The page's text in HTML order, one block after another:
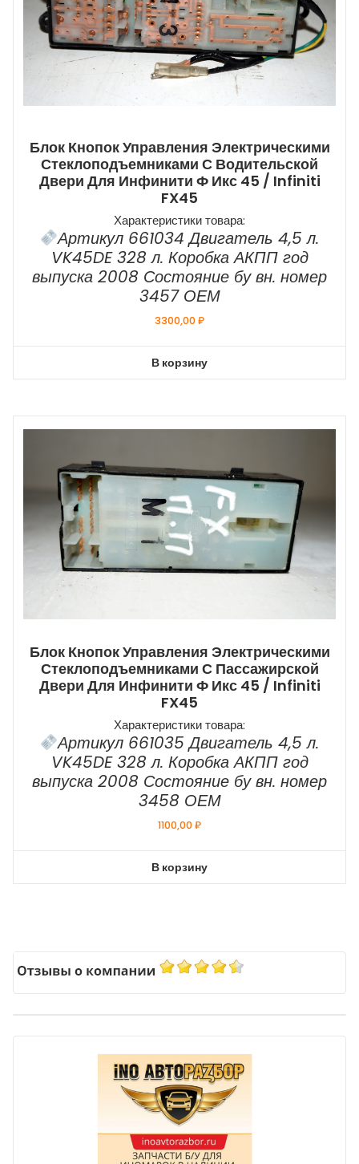
Блок Кнопок Управления Электрическими
Стеклоподъемниками С Водительской
Двери Для Инфинити Ф Икс 45 / Infiniti
FX45
Характеристики товара:
Артикул 661034 Двигатель 4,5 л.
VK45DE 328 л. Коробка АКПП год
выпуска 2008 Состояние бу вн. номер
3457 ОЕМ
3300,00₽
В корзину
Блок Кнопок Управления Электрическими
Стеклоподъемниками С Пассажирской
Двери Для Инфинити Ф Икс 45 / Infiniti
FX45
Характеристики товара:
Артикул 661035 Двигатель 4,5 л.
VK45DE 328 л. Коробка АКПП год
выпуска 2008 Состояние бу вн. номер
3458 ОЕМ
1100,00₽
В корзину